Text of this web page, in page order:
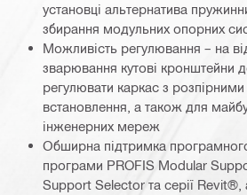
установці альтернатива
збирання модульних опорних
Можливість регулювання – на
зварювання кутові кронштейни
регулювати каркас з
встановлення, а також для
інженерних мереж
Обширна підтримка
програми PROFIS Modular
Support Selector та серії Revit®,